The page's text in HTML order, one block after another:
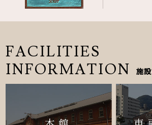
FACILITIES
INFORMATION
施